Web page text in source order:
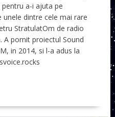
a-i ajuta pe
dintre cele mai rare
StratulatOm de radio
A pornit proiectul Sound
in 2014, si l-a adus la